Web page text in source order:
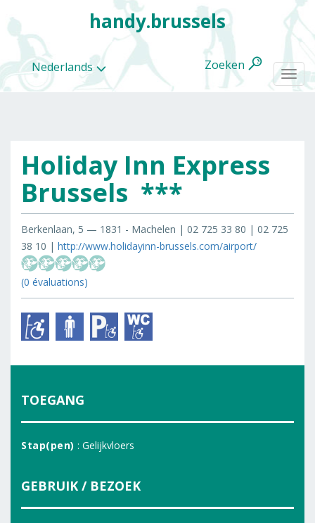
Nederlands
handy.brussels
Zoeken
Holiday Inn Express
Brussels ***
Berkenlaan, 5 — 1831 - Machelen | 02 725 33 80 | 02 725
38 10 | http://www.holidayinn-brussels.com/airport/
(0 évaluations)
TOEGANG
Stap(pen) : Gelijkvloers
GEBRUIK / BEZOEK
Alle
categorieën